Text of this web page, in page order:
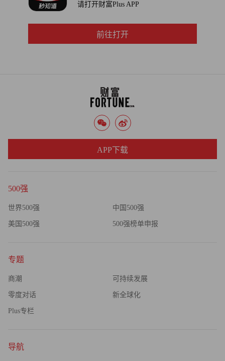
谷歌公司无法撼动与无从加回避的性质，即其主要业务的
优势，现在已经开始使一些人焦虑不安。“我们能通过你的
搜索习惯猜测你的思想。”美国民权自由联盟（American
和执法部门可以使用授权证强迫谷歌公司交出 181 天之内发
送的电子邮件信息，在这之前的任何信息都要求有传票，没
人知道 Gmail 内容被传审的频率。“他们正在收集许多信
息，而这些信息没有受到现有法律足够的保护。”加拉布雷
西补充道。来自弗吉尼亚州的民主党众议员里克•布歇尔
广告。
当立法者、对手或记者开始质疑谷歌公司在华盛顿或市场
管很少为自己辩护。）埃里克•施密特最近向一群记者表
示，谷歌公司的文化是防止其出现反竞争行为的最强大力
说。“在谷歌公司及其用户之间有基本的信任关系。”根据
任表达过类似的观点，施密特利用“信任”作为力推雅虎和谷
请打开财富Plus APP
前往打开
500强
世界500强 中国500强
美国500强 500强榜单申报
专题
商潮 可持续发展
零度对话 新全球化
Plus专栏
导航
APP下载